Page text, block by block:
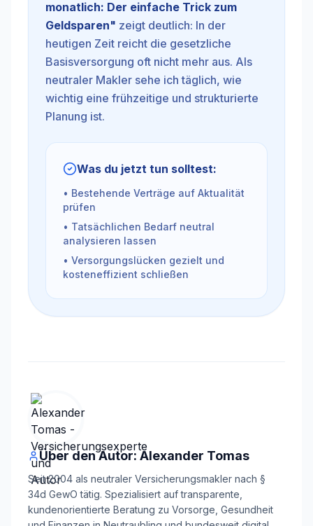
monatlich: Der einfache Trick zum
Geldsparen" zeigt deutlich: In der
heutigen Zeit reicht die gesetzliche
Basisversorgung oft nicht mehr aus. Als
neutraler Makler sehe ich täglich, wie
wichtig eine frühzeitige und strukturierte
Planung ist.
Was du jetzt tun solltest:
• Bestehende Verträge auf Aktualität
prüfen
• Tatsächlichen Bedarf neutral
analysieren lassen
• Versorgungslücken gezielt und
kosteneffizient schließen
Über den Autor: Alexander Tomas
Seit 2004 als neutraler Versicherungsmakler nach §
34d GewO tätig. Spezialisiert auf transparente,
kundenorientierte Beratung zu Vorsorge, Gesundheit